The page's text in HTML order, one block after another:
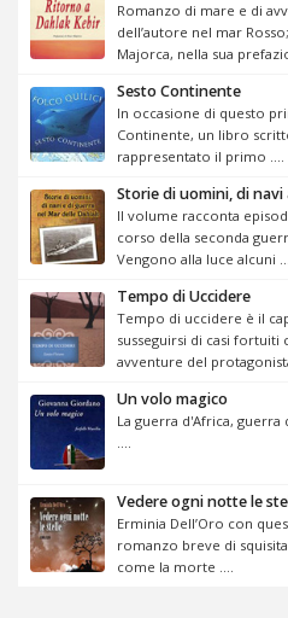
Romanzo di mare e di
dell’autore nel mar
Majorca, nella sua
Sesto Continente
In occasione di questo
Continente, un libro
rappresentato il primo ....
Storie di uomini, di navi
Il volume racconta
corso della seconda
Vengono alla luce alcuni
Tempo di Uccidere
Tempo di uccidere è il
susseguirsi di casi
avventure del
Un volo magico
La guerra d'Africa,
....
Vedere ogni notte le
Erminia Dell’Oro con
romanzo breve di
come la morte ....